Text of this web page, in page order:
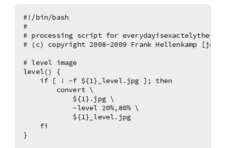
#!/bin/bash
#
# processing script for
# (c) copyright 2008-2009 Frank Hellenkamp
# level image
level() {
    if [ ! -f ${1}_level.jpg ]; then
        convert \
            ${1}.jpg \
            -level 20%,80% \
            ${1}_level.jpg
    fi
}